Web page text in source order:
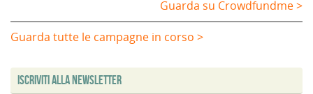
Guarda su Crowdfundme >
Guarda tutte le campagne in corso >
Iscriviti alla Newsletter